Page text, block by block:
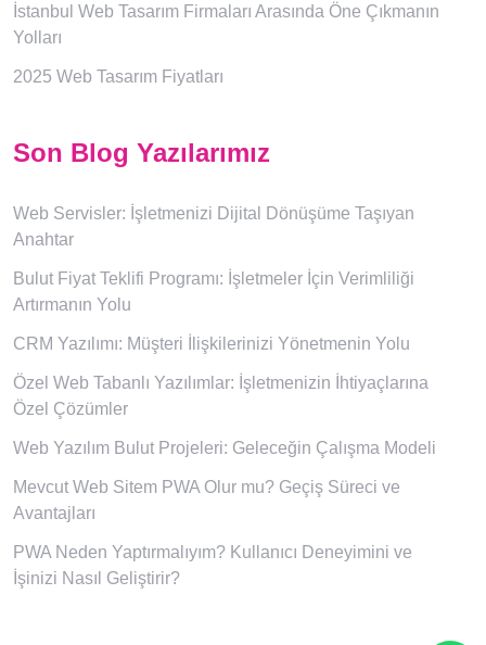
İstanbul Web Tasarım Firmaları Arasında Öne Çıkmanın
Yolları
2025 Web Tasarım Fiyatları
Son Blog Yazılarımız
Web Servisler: İşletmenizi Dijital Dönüşüme Taşıyan
Anahtar
Bulut Fiyat Teklifi Programı: İşletmeler İçin Verimliliği
Artırmanın Yolu
CRM Yazılımı: Müşteri İlişkilerinizi Yönetmenin Yolu
Özel Web Tabanlı Yazılımlar: İşletmenizin İhtiyaçlarına
Özel Çözümler
Web Yazılım Bulut Projeleri: Geleceğin Çalışma Modeli
Mevcut Web Sitem PWA Olur mu? Geçiş Süreci ve
Avantajları
PWA Neden Yaptırmalıyım? Kullanıcı Deneyimini ve
İşinizi Nasıl Geliştirir?